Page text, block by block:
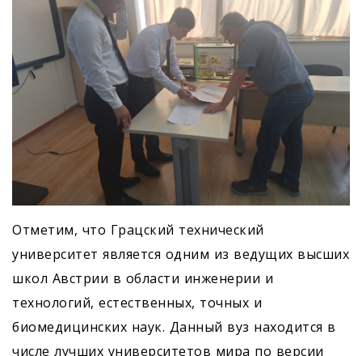
Отметим, что Грацский технический
университет является одним из ведущих высших
школ Австрии в области инженерии и
технологий, естественных, точных и
биомедицинских наук. Данный вуз находится в
числе лучших университетов мира по версии